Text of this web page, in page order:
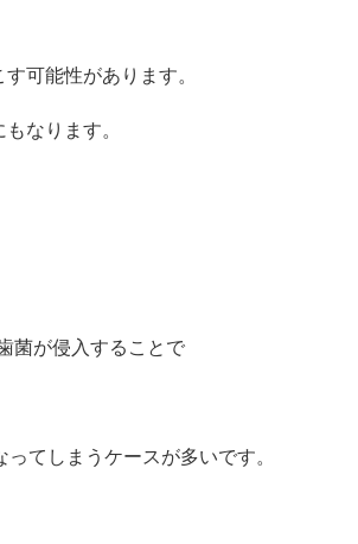
す可能性があります。
なります。
菌が侵入することで
てしまうケースが多いです。